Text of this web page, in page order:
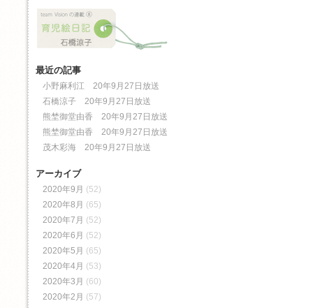
最近の記事
小野麻利江 20年9月27日放送
石橋涼子 20年9月27日放送
熊埜御堂由香 20年9月27日放送
熊埜御堂由香 20年9月27日放送
茂木彩海 20年9月27日放送
アーカイブ
2020年9月 (52)
2020年8月 (65)
2020年7月 (52)
2020年6月 (52)
2020年5月 (65)
2020年4月 (53)
2020年3月 (60)
2020年2月 (57)